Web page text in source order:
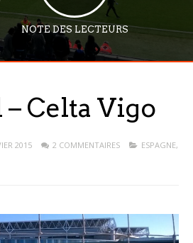
NOTE DES LECTEURS
– Celta Vigo
2015 2 COMMENTAIRES ESPAGNE,